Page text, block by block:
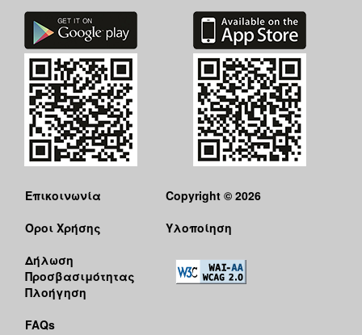
Επικοινωνία
Όροι Χρήσης
Δήλωση
Προσβασιμότητας
Πλοήγηση
FAQs
Copyright © 2026
Υλοποίηση